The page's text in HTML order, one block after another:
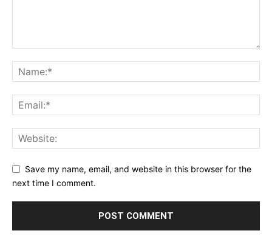
Save my name, email, and website in this browser for the
next time I comment.